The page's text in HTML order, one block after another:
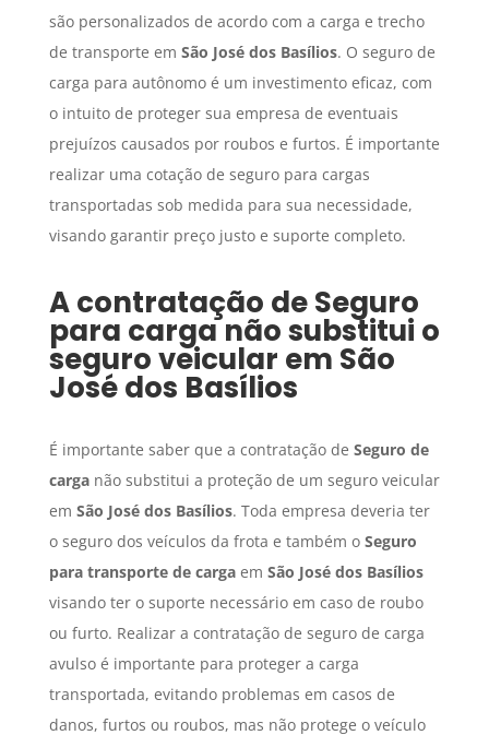
são personalizados de acordo com a carga e trecho
de transporte em São José dos Basílios. O seguro de
carga para autônomo é um investimento eficaz, com
o intuito de proteger sua empresa de eventuais
prejuízos causados por roubos e furtos. É importante
realizar uma cotação de seguro para cargas
transportadas sob medida para sua necessidade,
visando garantir preço justo e suporte completo.
A contratação deSeguro
para carganão substitui o
seguro veicular em São
José dos Basílios
É importante saber que a contratação de Seguro de
carganão substitui a proteção de um seguro veicular
em São José dos Basílios. Toda empresa deveria ter
o seguro dos veículos da frota e também o Seguro
para transporte de cargaem São José dos Basílios
visando ter o suporte necessário em caso de roubo
ou furto. Realizar a contratação de seguro de carga
avulso é importante para proteger a carga
transportada, evitando problemas em casos de
danos, furtos ou roubos, mas não protege o veículo